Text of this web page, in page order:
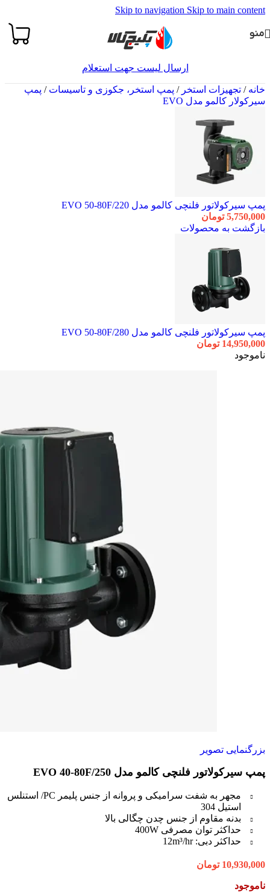
Skip to navigation Skip to main content
منو
ارسال لیست جهت استعلام
خانه/ تجهیزات استخر/ پمپ استخر، جکوزی و تاسیسات/ پمپ
سیرکولار کالمو مدل EVO
پمپ سیرکولاتور فلنچی کالمو مدل EVO 50-80F/220
5,750,000 تومان
بازگشت به محصولات
پمپ سیرکولاتور فلنچی کالمو مدل EVO 50-80F/280
14,950,000 تومان
ناموجود
بزرگنمایی تصویر
پمپ سیرکولاتور فلنچی کالمو مدل EVO 40-80F/250
مجهر به شفت سرامیکی و پروانه از جنس پلیمر PC/ استنلس
استیل 304
بدنه مقاوم از جنس چدن چگالی بالا
حداکثر توان مصرفی 400W
حداکثر دبی: 12m³/hr
10,930,000 تومان
ناموجود